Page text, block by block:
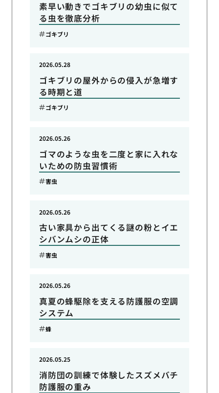
素早い動きでゴキブリの幼虫に似て
る虫を徹底分析
ゴキブリ
ゴキブリの屋外からの侵入が急増す
る時期と道
2026.05.28
ゴキブリ
ゴマのような虫を二度と家に入れな
いための防虫習慣術
2026.05.26
害虫
古い家具から出てくる謎の粉とイエ
シバンムシの正体
2026.05.26
害虫
真夏の蜂駆除を支える防護服の空調
システム
2026.05.26
蜂
消防団の訓練で体験したスズメバチ
防護服の重み
2026.05.25